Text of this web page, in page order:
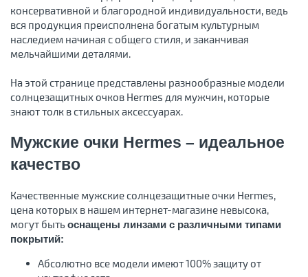
консервативной и благородной индивидуальности, ведь
вся продукция преисполнена богатым культурным
наследием начиная с общего стиля, и заканчивая
мельчайшими деталями.
На этой странице представлены разнообразные модели
солнцезащитных очков Hermes для мужчин, которые
знают толк в стильных аксессуарах.
Мужские очки Hermes – идеальное
качество
Качественные мужские солнцезащитные очки Hermes,
цена которых в нашем интернет-магазине невысока,
могут быть оснащены линзами с различными типами
покрытий:
Абсолютно все модели имеют 100% защиту от